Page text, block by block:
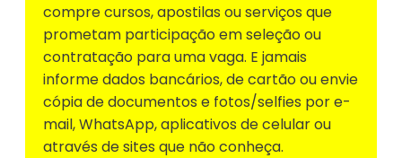
compre cursos, apostilas ou serviços que
prometam participação em seleção ou
contratação para uma vaga. E jamais
informe dados bancários, de cartão ou envie
cópia de documentos e fotos/selfies por e-
mail, WhatsApp, aplicativos de celular ou
através de sites que não conheça.